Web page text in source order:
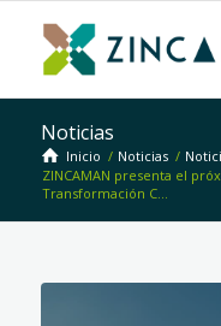
Noticias
Inicio / Noticias /
ZINCAMAN presenta el
Transformación C...